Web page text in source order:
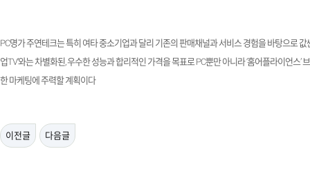
PC명가 주연테크는 특히 여타 중소기업과 달리 기존의 판매채널과 서비스 경험을 바탕으로 값
업TV’와는 차별화된,우수한 성능과 합리적인 가격을 목표로PC뿐만 아니라 ‘홈어플라이언스’
한 마케팅에 주력할 계획이다
이전글 다음글